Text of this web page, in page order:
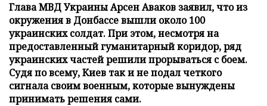
Глава МВД Украины Арсен Аваков заявил, что из
окружения в Донбассе вышли около 100
украинских солдат. При этом, несмотря на
предоставленный гуманитарный коридор, ряд
украинских частей решили прорываться с боем.
Судя по всему, Киев так и не подал четкого
сигнала своим военным, которые вынуждены
принимать решения сами.